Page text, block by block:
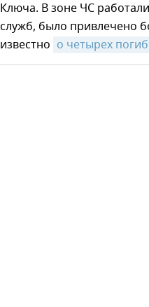
Ключа. В зоне ЧС
служб, было привлечено
известно о четырех